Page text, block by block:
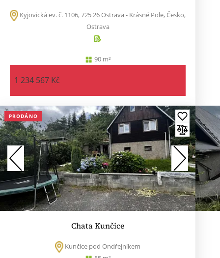
Kyjovická ev. č. 1106, 725 26 Ostrava - Krásné Pole, Česko,
Ostrava
90 m²
1 234 567 Kč
PRODÁNO
Chata Kunčice
Kunčice pod Ondřejníkem